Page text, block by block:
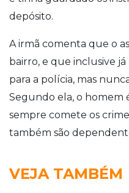
depósito.
A irmã comenta que o
bairro, e que inclusive
para a polícia, mas
Segundo ela, o homem
sempre comete os
também são
VEJA TAMBÉM